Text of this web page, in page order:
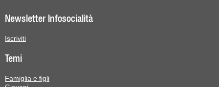
Newsletter Infosocialità
Iscriviti
Temi
Famiglia e figli